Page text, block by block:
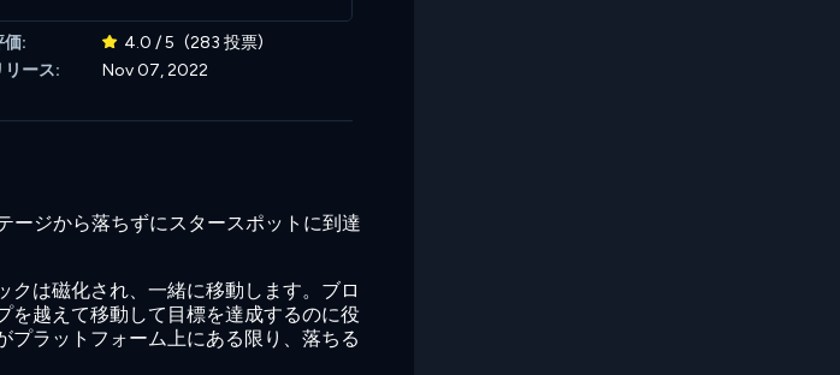
価: 4.0 / 5 (283 投票)
リース:
Nov 07, 2022
ージから落ちずにスタースポットに到達
は磁化され、一緒に移動します。ブロ
を越えて移動して目標を達成するのに役
プラットフォーム上にある限り、落ちる